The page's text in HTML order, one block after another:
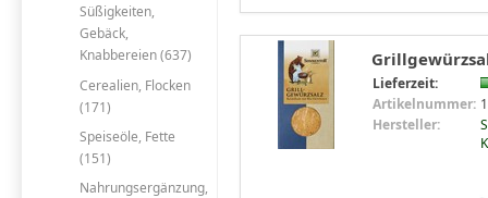
Süßigkeiten,
Gebäck,
Knabbereien (637)
Cerealien, Flocken
(171)
Speiseöle, Fette
(151)
Nahrungsergänzung,
Lieferzeit:
Artikelnummer:
Hersteller: